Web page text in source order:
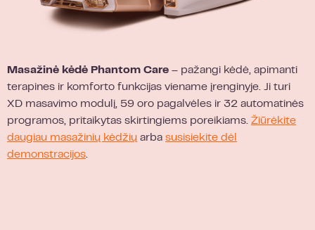
Masažinė kėdė Phantom Care – pažangi kėdė, apimanti
terapines ir komforto funkcijas viename įrenginyje. Ji turi
XD masavimo modulį, 59 oro pagalvėles ir 32 automatinės
programos, pritaikytas skirtingiems poreikiams. Žiūrėkite
daugiau masažinių kėdžių arba susisiekite dėl
demonstracijos.